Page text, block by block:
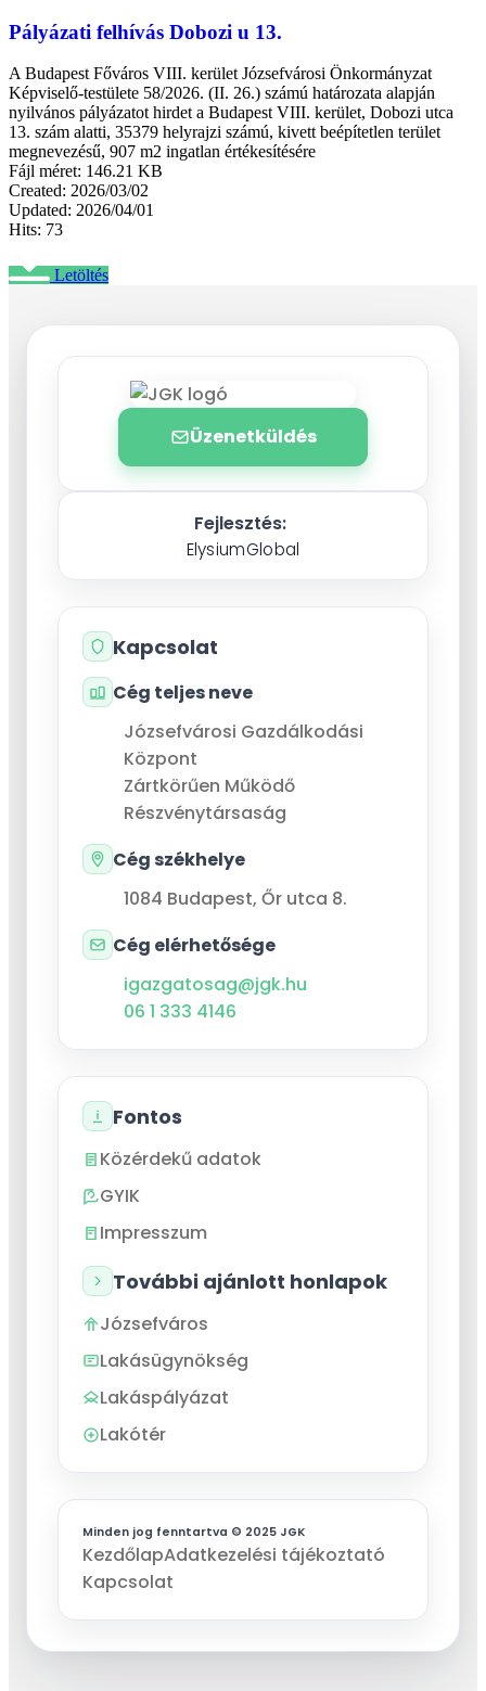
Pályázati felhívás Dobozi u 13.
A Budapest Főváros VIII. kerület Józsefvárosi Önkormányzat
Képviselő-testülete 58/2026. (II. 26.) számú határozata alapján
nyilvános pályázatot hirdet a Budapest VIII. kerület, Dobozi utca
13. szám alatti, 35379 helyrajzi számú, kivett beépítetlen terület
megnevezésű, 907 m2 ingatlan értékesítésére
Fájl méret: 146.21 KB
Created: 2026/03/02
Updated: 2026/04/01
Hits: 73
Letöltés
Üzenetküldés
Fejlesztés:
ElysiumGlobal
Kapcsolat
Cég teljes neve
Józsefvárosi Gazdálkodási
Központ
Zártkörűen Működő
Részvénytársaság
Cég székhelye
1084 Budapest, Őr utca 8.
Cég elérhetősége
igazgatosag@jgk.hu
06 1 333 4146
Fontos
Közérdekű adatok
GYIK
Impresszum
További ajánlott honlapok
Józsefváros
Lakásügynökség
Lakáspályázat
Lakótér
Minden jog fenntartva © 2025 JGK
KezdőlapAdatkezelési tájékoztató
Kapcsolat